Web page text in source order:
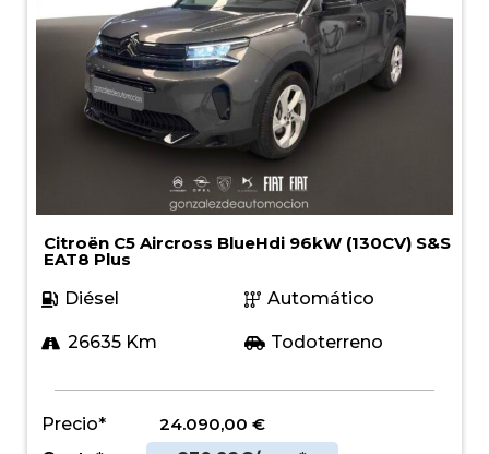
Citroën C5 Aircross BlueHdi 96kW (130CV) S&S
EAT8 Plus
Diésel
Automático
26635 Km Todoterreno
Precio* 24.090,00 €